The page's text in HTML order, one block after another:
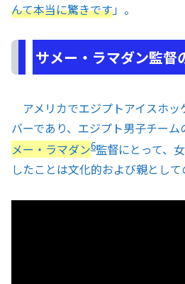
んて本当に驚きです」。
サメー・ラマダン監督
アメリカでエジプトアイスホッ
バーであり、エジプト男子チー
メー・ラマダン6監督にとって、
したことは文化的および親として